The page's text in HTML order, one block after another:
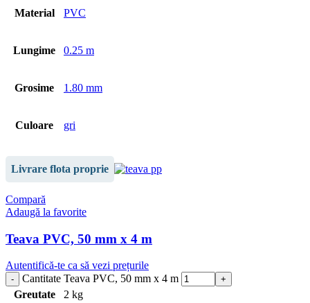
Material PVC
Lungime 0.25 m
Grosime 1.80 mm
Culoare gri
Livrare flota proprie
Compară
Adaugă la favorite
Teava PVC, 50 mm x 4 m
Autentifică-te ca să vezi prețurile
Cantitate Teava PVC, 50 mm x 4 m
Greutate
2 kg